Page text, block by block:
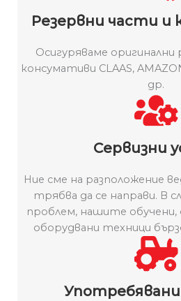
Резервни части и
Осигуряваме оригинални
консумативи CLAAS,
др.
Сервизни
Ние сме на разположение
трябва да се направи. В
проблем, нашите
оборудвани техници